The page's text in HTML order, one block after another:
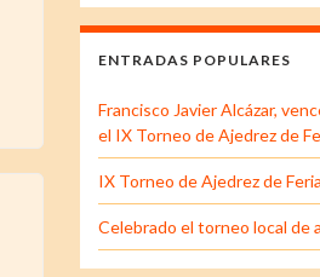
ENTRADAS POPULARES
Francisco Javier Alcázar,
el IX Torneo de Ajedrez de
IX Torneo de Ajedrez de
Celebrado el torneo local de